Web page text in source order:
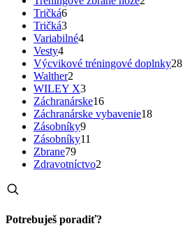
Tričká6
Tričká3
Variabilné4
Vesty4
Výcvikové tréningové doplnky28
Walther2
WILEY X3
Záchranárske16
Záchranárske vybavenie18
Zásobníky9
Zásobníky11
Zbrane79
Zdravotníctvo2
Potrebuješ poradiť?